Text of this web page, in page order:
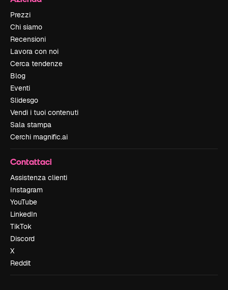
Prezzi
Chi siamo
Recensioni
Lavora con noi
Cerca tendenze
Blog
Eventi
Slidesgo
Vendi i tuoi contenuti
Sala stampa
Cerchi magnific.ai
Contattaci
Assistenza clienti
Instagram
YouTube
LinkedIn
TikTok
Discord
X
Reddit